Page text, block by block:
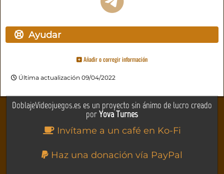
Ayudar
Añadir o corregir información
Última actualización 09/04/2022
DoblajeVideojuegos.es es un proyecto sin ánimo de lucro creado
porYova Turnes
Invítame a un café en Ko-Fi
Haz una donación vía PayPal